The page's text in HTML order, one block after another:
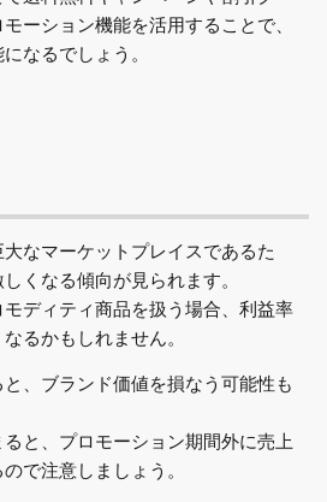
ーション機能を活用することで、
なるでしょう。
なマーケットプレイスであるた
くなる傾向が見られます。
ディティ商品を扱う場合、利益率
るかもしれません。
、ブランド価値を損なう可能性も
と、プロモーション期間外に売上
で注意しましょう。